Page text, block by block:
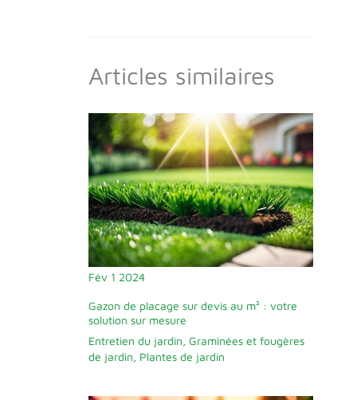
Articles similaires
Fév 1 2024
Gazon de placage sur devis au m² : votre
solution sur mesure
Entretien du jardin, Graminées et fougères
de jardin, Plantes de jardin